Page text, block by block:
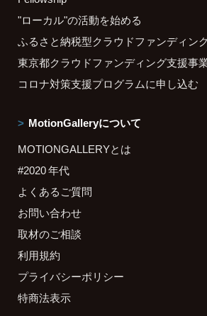
"ローカル"の活動を始める
ふるさと納税型クラウドファンディン
東京都クラウドファンディング支援事
コロナ対策支援プログラムに申し込む
MotionGalleryについて
MOTIONGALLERYとは
#2020 年代
よくあるご質問
お問い合わせ
取材のご相談
利用規約
プライバシーポリシー
特商法表示